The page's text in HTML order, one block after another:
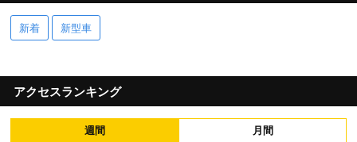
新着 新型車
アクセスランキング
週間 月間